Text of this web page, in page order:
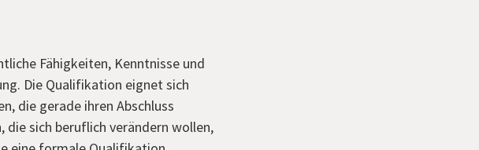
Fähigkeiten, Kenntnisse und
Die Qualifikation eignet sich
die gerade ihren Abschluss
die sich beruflich verändern wollen,